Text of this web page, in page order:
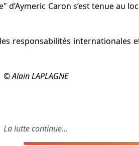
Caron s’est tenue au
responsabilités internationales
©️ Alain LAPLAGNE
La lutte continue...